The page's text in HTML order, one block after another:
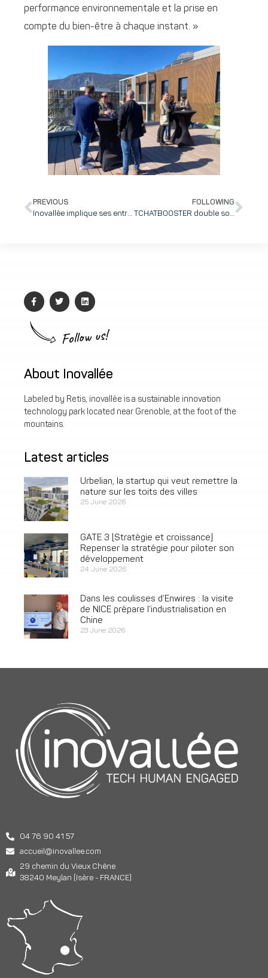
performance environnementale et la prise en
compte du bien-être à chaque instant. »
PREVIOUS
Inovallée implique ses entreprises dans le développement de sa centrale d’achat en vue d’élargir son offre d’achat de produits et de services à prix négociés
FOLLOWING
TCHATBOOSTER double son CA en 1 an grâce à sa solution de SMS conversationnel et signe avec 2 grands comptes.
Follow us!
About Inovallée
Labeled by Retis, inovallée is a sustainable innovation
technology park located near Grenoble, at the foot of the
mountains.
Latest articles
Urbelian, la startup qui veut remettre la
nature sur les toits des villes
25 June 2026
GATE 3 [Stratégie et croissance]
Repenser la stratégie pour piloter son
développement
24 June 2026
Dans les coulisses d’Enwires : la visite
de NICE prépare l’industrialisation en
Chine
23 June 2026
04 76 90 41 57
accueil@inovallee.com
29 chemin du Vieux Chêne
38240 Meylan (Isère - FRANCE)